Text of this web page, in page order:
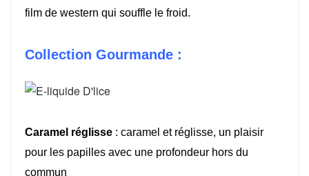
film de western qui souffle le froid.
Collection Gourmande :
Caramel réglisse : caramel et réglisse, un plaisir
pour les papilles avec une profondeur hors du
commun